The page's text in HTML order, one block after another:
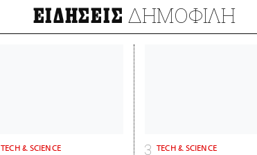
ΕΙΔΗΣΕΙΣ ΔΗΜΟΦΙΛΗ
ΤECH & SCIENCE ΤECH & SCIENCE